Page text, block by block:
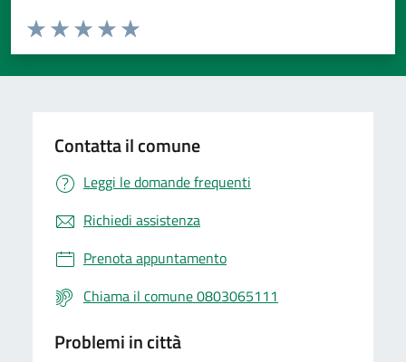
Valuta da 1 a 5 stelle la pagina
Valuta 5 stelle su 5
Valuta 4 stelle su 5
Valuta 3 stelle su 5
Valuta 2 stelle su 5
Valuta 1 stelle su 5
Contatta il comune
Leggi le domande frequenti
Richiedi assistenza
Prenota appuntamento
Chiama il comune 0803065111
Problemi in città